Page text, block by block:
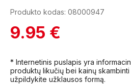
Produkto kodas: 08000947
9.95 €
* Internetinis puslapis yra
produktų likučių bei kainų
užpildykite užklausos formą.